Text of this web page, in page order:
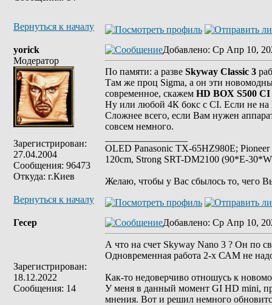
Вернуться к началу
yorick
Модератор
Зарегистрирован:
27.04.2004
Сообщения: 96473
Откуда: г.Киев
Добавлено: Ср Апр 10,
По памяти: а разве Skyway Classic 3
Там же проц Sigma, а он эти
современное, скажем HD BOX S500 CI
Ну или любой 4К бокс с CI. Если не
Сложнее всего, если Вам нужен
совсем немного.
OLED Panasonic TX-65HZ980E;
120cm, Strong SRT-DM2100 (90*E-
Желаю, чтобы у Вас сбылось то, чего
Вернуться к началу
Гесер
Зарегистрирован:
18.12.2022
Сообщения: 14
Добавлено: Ср Апр 10,
А что на счет Skyway Nano 3 ? Он по
Одновременная работа 2-х САМ не
Как-то недоверчиво отношусь к
У меня в данный момент GI HD mini,
мнения. Вот и решил немного